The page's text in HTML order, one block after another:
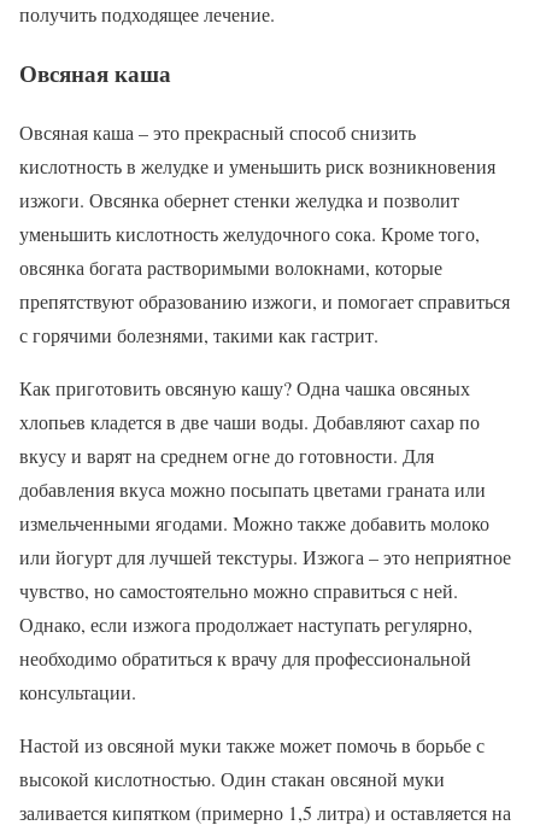
получить подходящее лечение.
Овсяная каша
Овсяная каша – это прекрасный способ снизить
кислотность в желудке и уменьшить риск возникновения
изжоги. Овсянка обернет стенки желудка и позволит
уменьшить кислотность желудочного сока. Кроме того,
овсянка богата растворимыми волокнами, которые
препятствуют образованию изжоги, и помогает справиться
с горячими болезнями, такими как гастрит.
Как приготовить овсяную кашу? Одна чашка овсяных
хлопьев кладется в две чаши воды. Добавляют сахар по
вкусу и варят на среднем огне до готовности. Для
добавления вкуса можно посыпать цветами граната или
измельченными ягодами. Можно также добавить молоко
или йогурт для лучшей текстуры. Изжога – это неприятное
чувство, но самостоятельно можно справиться с ней.
Однако, если изжога продолжает наступать регулярно,
необходимо обратиться к врачу для профессиональной
консультации.
Настой из овсяной муки также может помочь в борьбе с
высокой кислотностью. Один стакан овсяной муки
заливается кипятком (примерно 1,5 литра) и оставляется на